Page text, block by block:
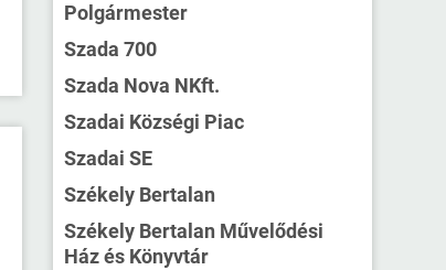
Polgármester
Szada 700
Szada Nova NKft.
Szadai Községi Piac
Szadai SE
Székely Bertalan
Székely Bertalan Művelődési
Ház és Könyvtár